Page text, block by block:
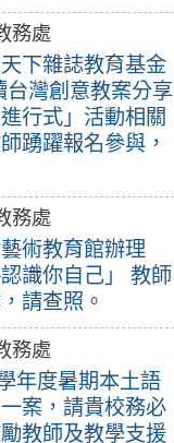
務處
下雜誌教育基金
灣創意教案分享
行式」活動相關
踴躍報名參與，
務處
術教育館辦理
識你自己」 教師
請查照。
務處
年度暑期本土語
案，請貴校務必
教師及教學支援